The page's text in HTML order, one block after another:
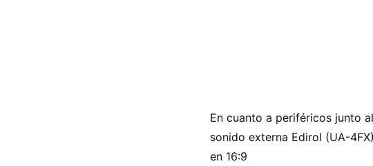
En cuanto a periféricos junto
sonido externa Edirol (UA-
en 16:9